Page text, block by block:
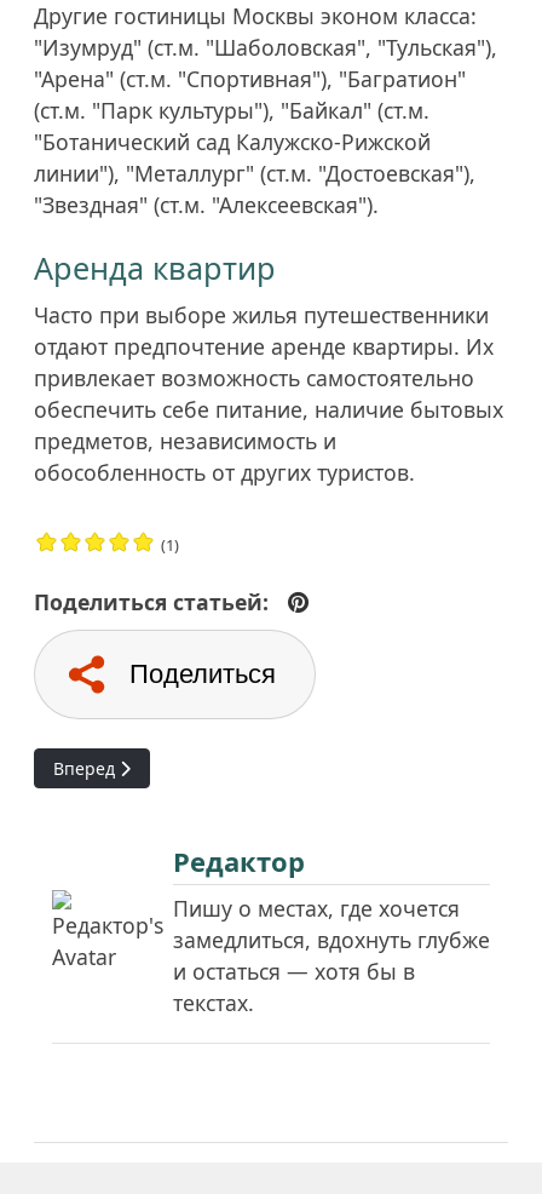
Другие гостиницы Москвы эконом класса:
"Изумруд" (ст.м. "Шаболовская", "Тульская"),
"Арена" (ст.м. "Спортивная"), "Багратион"
(ст.м. "Парк культуры"), "Байкал" (ст.м.
"Ботанический сад Калужско-Рижской
линии"), "Металлург" (ст.м. "Достоевская"),
"Звездная" (ст.м. "Алексеевская").
Аренда квартир
Часто при выборе жилья путешественники
отдают предпочтение аренде квартиры. Их
привлекает возможность самостоятельно
обеспечить себе питание, наличие бытовых
предметов, независимость и
обособленность от других туристов.
(1)
Поделиться статьей:
Поделиться
Следующий: Верхние торговые ряды на Красной
Вперед
Редактор
Пишу о местах, где хочется
замедлиться, вдохнуть глубже
и остаться — хотя бы в
текстах.